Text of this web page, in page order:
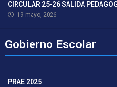
CIRCULAR 25-26 SALIDA
19 mayo, 2026
Gobierno Escolar
PRAE 2025